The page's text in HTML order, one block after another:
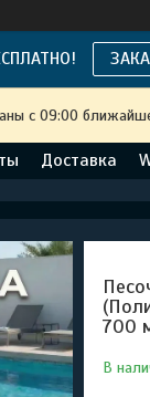
с 09:00
Доставка
700
В